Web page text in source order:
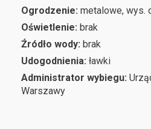
Ogrodzenie: metalowe, wys.
Oświetlenie: brak
Źródło wody: brak
Udogodnienia: ławki
Administrator wybiegu:
Warszawy